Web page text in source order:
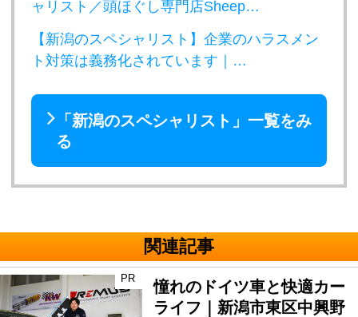
ャリスト／頭ほぐし専門店Sheep…
【新潟のスペシャリスト】企業のハラスメン
ト対策は義務化されています｜…
「新潟のスペシャリスト」一覧をみ
る
関連記事
PR
憧れのドイツ車と快適カー
ライフ｜新潟市東区中興野